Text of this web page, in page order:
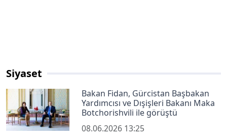
Siyaset
Bakan Fidan, Gürcistan Başbakan
Yardımcısı ve Dışişleri Bakanı Maka
Botchorishvili ile görüştü
08.06.2026 13:25